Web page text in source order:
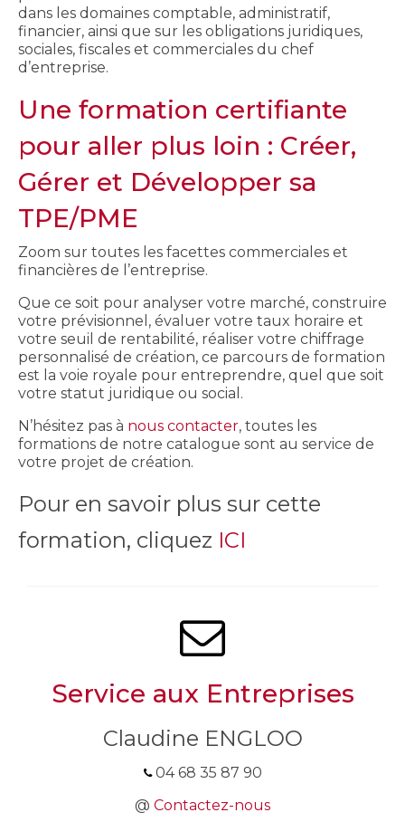
dans les domaines comptable, administratif,
financier, ainsi que sur les obligations juridiques,
sociales, fiscales et commerciales du chef
d’entreprise.
Une formation certifiante
pour aller plus loin : Créer,
Gérer et Développer sa
TPE/PME
Zoom sur toutes les facettes commerciales et
financières de l’entreprise.
Que ce soit pour analyser votre marché, construire
votre prévisionnel, évaluer votre taux horaire et
votre seuil de rentabilité, réaliser votre chiffrage
personnalisé de création, ce parcours de formation
est la voie royale pour entreprendre, quel que soit
votre statut juridique ou social.
N’hésitez pas à nous contacter, toutes les
formations de notre catalogue sont au service de
votre projet de création.
Pour en savoir plus sur cette
formation, cliquez ICI
Service aux Entreprises
Claudine ENGLOO
04 68 35 87 90
@ Contactez-nous